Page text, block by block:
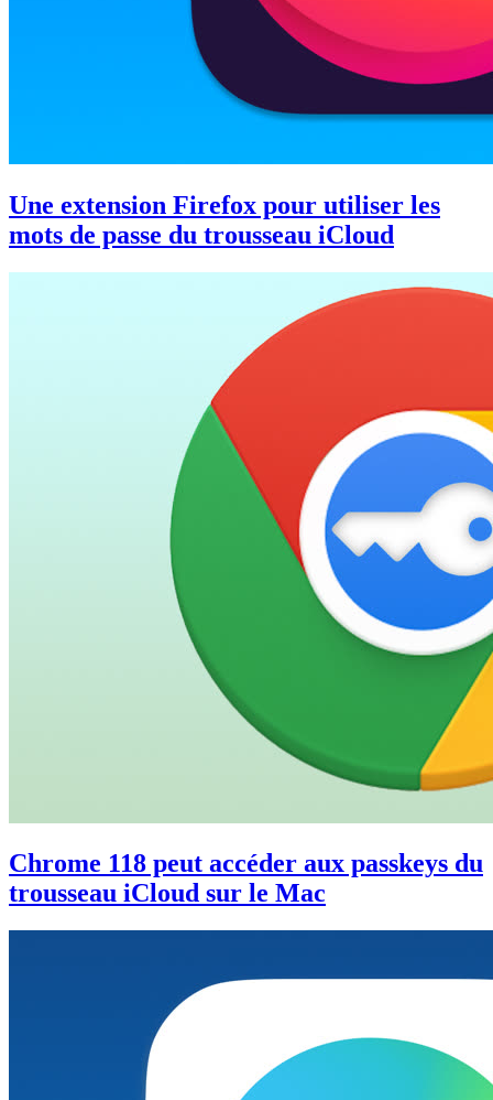
Une extension Firefox pour utiliser les
mots de passe du trousseau iCloud
Chrome 118 peut accéder aux passkeys du
trousseau iCloud sur le Mac